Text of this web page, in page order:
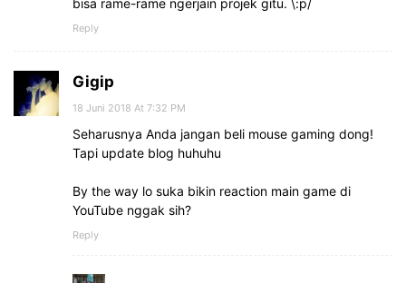
bisa rame-rame ngerjain projek gitu. \:p/
Reply
Gigip
18 Juni 2018 At 7:32 PM
Seharusnya Anda jangan beli mouse gaming dong!
Tapi update blog huhuhu
By the way lo suka bikin reaction main game di
YouTube nggak sih?
Reply